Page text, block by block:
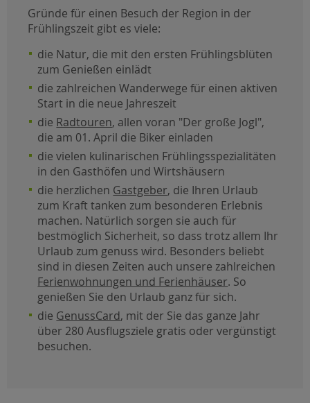
Gründe für einen Besuch der Region in der
Frühlingszeit gibt es viele:
die Natur, die mit den ersten Frühlingsblüten
zum Genießen einlädt
die zahlreichen Wanderwege für einen aktiven
Start in die neue Jahreszeit
die Radtouren, allen voran "Der große Jogl",
die am 01. April die Biker einladen
die vielen kulinarischen Frühlingsspezialitäten
in den Gasthöfen und Wirtshäusern
die herzlichen Gastgeber, die Ihren Urlaub
zum Kraft tanken zum besonderen Erlebnis
machen. Natürlich sorgen sie auch für
bestmöglich Sicherheit, so dass trotz allem Ihr
Urlaub zum genuss wird. Besonders beliebt
sind in diesen Zeiten auch unsere zahlreichen
Ferienwohnungen und Ferienhäuser. So
genießen Sie den Urlaub ganz für sich.
die GenussCard, mit der Sie das ganze Jahr
über 280 Ausflugsziele gratis oder vergünstigt
besuchen.